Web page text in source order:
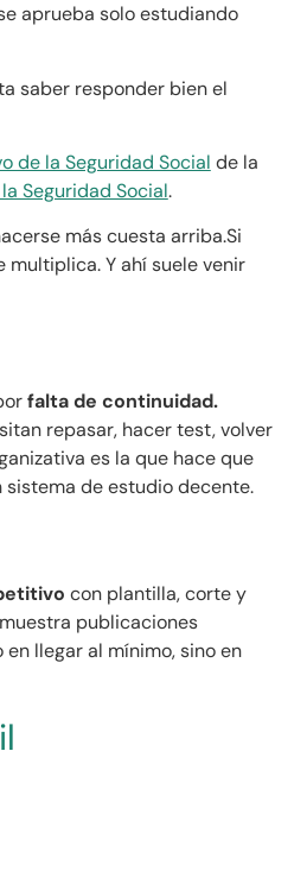
aprueba solo estudiando
saber responder bien el
de la Seguridad Social de la
Seguridad Social.
más cuesta arriba.Si
Y ahí suele venir
falta de continuidad.
repasar, hacer test, volver
es la que hace que
de estudio decente.
con plantilla, corte y
publicaciones
llegar al mínimo, sino en